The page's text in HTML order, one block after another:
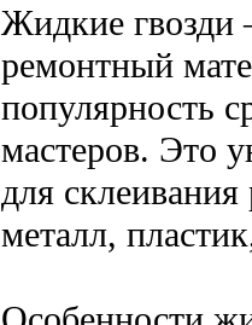
Жидкие гвозди
ремонтный
популярность
мастеров. Это
для
металл,